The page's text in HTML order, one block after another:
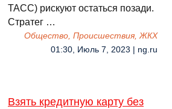
ТАСС) рискуют остаться позади.
Стратег …
Общество, Происшествия, ЖКХ
01:30, Июль 7, 2023 | ng.ru
Взять кредитную карту без